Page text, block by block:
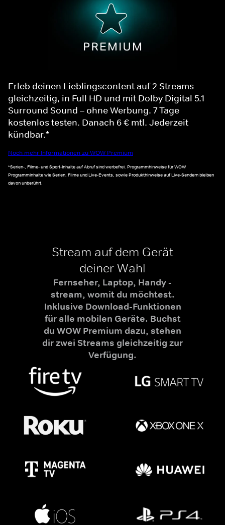
Erleb deinen Lieblingscontent auf 2 Streams
gleichzeitig, in Full HD und mit Dolby Digital 5.1
Surround Sound – ohne Werbung. 7 Tage
kostenlos testen. Danach 6 € mtl. Jederzeit
kündbar.*
Noch mehr Informationen zu WOW Premium
*Serien-, Filme- und Sport-Inhalte auf Abruf sind werbefrei. Programmhinweise für WOW
Programminhalte wie Serien, Filme und Live-Events, sowie Produkthinweise auf Live-Sendern bleiben
davon unberührt.
Stream auf dem Gerät
deiner Wahl
Fernseher, Laptop, Handy -
stream, womit du möchtest.
Inklusive Download-Funktionen
für alle mobilen Geräte. Buchst
du WOW Premium dazu, stehen
dir zwei Streams gleichzeitig zur
Verfügung.